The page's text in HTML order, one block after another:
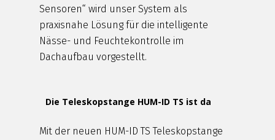
Sensoren“ wird unser System als
praxisnahe Lösung für die intelligente
Nässe- und Feuchtekontrolle im
Dachaufbau vorgestellt.
Die Teleskopstange HUM-ID TS ist da
Mit der neuen HUM-ID TS Teleskopstange